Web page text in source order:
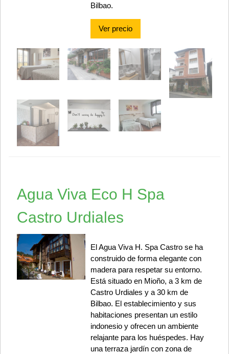
Bilbao.
Ver precio
Agua Viva Eco H Spa
Castro Urdiales
El Agua Viva H. Spa Castro se ha
construido de forma elegante con
madera para respetar su entorno.
Está situado en Mioño, a 3 km de
Castro Urdiales y a 30 km de
Bilbao. El establecimiento y sus
habitaciones presentan un estilo
indonesio y ofrecen un ambiente
relajante para los huéspedes. Hay
una terraza jardín con zona de